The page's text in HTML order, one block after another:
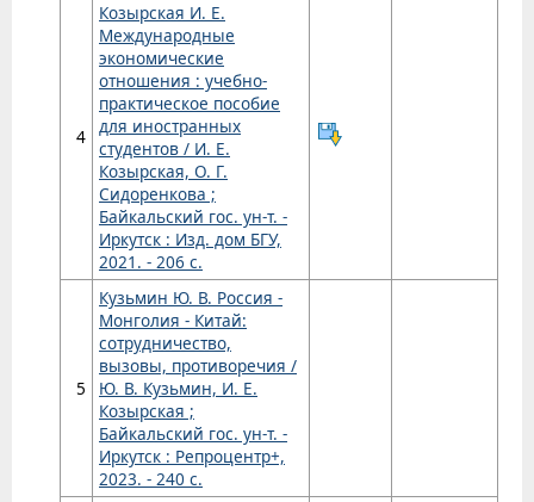
4
Козырская И. Е.
Международные
экономические
отношения : учебно-
практическое пособие
для иностранных
студентов / И. Е.
Козырская, О. Г.
Сидоренкова ;
Байкальский гос. ун-т. -
Иркутск : Изд. дом БГУ,
2021. - 206 с.
5
Кузьмин Ю. В. Россия -
Монголия - Китай:
сотрудничество,
вызовы, противоречия /
Ю. В. Кузьмин, И. Е.
Козырская ;
Байкальский гос. ун-т. -
Иркутск : Репроцентр+,
2023. - 240 с.